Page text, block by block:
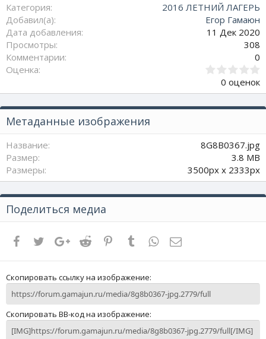
Категория
2016 ЛЕТНИЙ ЛАГЕРЬ
Добавил(а)
Егор Гамаюн
Дата добавления
11 Дек 2020
Просмотры
308
Комментарии
0
Оценка
.
0
з
ё
з
0 оценок
Метаданные изображения
Название
8G8B0367.jpg
Размер
3.8 MB
Размеры
3500px x 2333px
Поделиться медиа
FacebookTwitterGoogle+
Reddit Pinterest
TumblrWhatsAppЭлектронная почта
Скопировать ссылку на изображение
Скопировать BB-код на изображение